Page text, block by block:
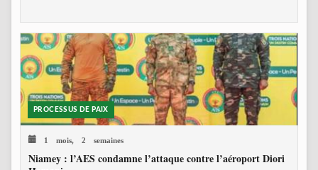
PROCESSUS DE PAIX
1 mois, 2 semaines
Niamey : l’AES condamne l’attaque contre l’aéroport Diori